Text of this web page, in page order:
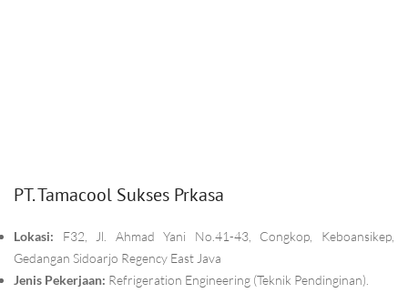
PT. Tamacool Sukses Prkasa
Lokasi:
F32, Jl. Ahmad Yani No.41-43, Congkop, Keboansikep,
Gedangan Sidoarjo Regency East Java
Jenis Pekerjaan: Refrigeration Engineering (Teknik Pendinginan).